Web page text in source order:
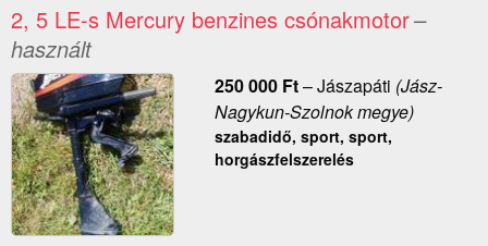
2, 5 LE-s Mercury benzines csónakmotor–
használt
250 000 Ft–Jászapáti (Jász-
Nagykun-Szolnok megye)
szabadidő, sport, sport,
horgászfelszerelés